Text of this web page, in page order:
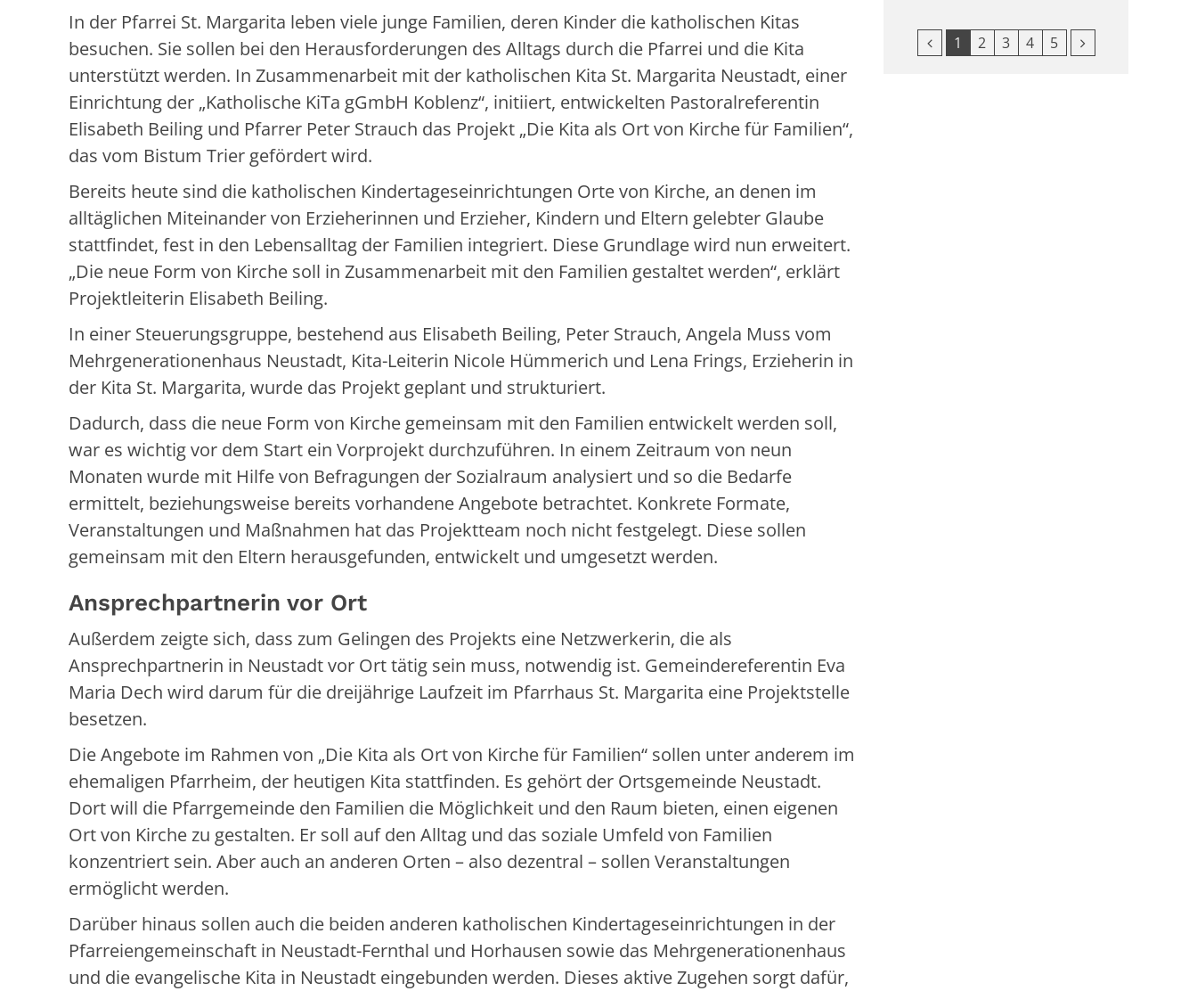
In der Pfarrei St. Margarita leben viele junge Familien, deren Kinder die katholischen Kitas
besuchen. Sie sollen bei den Herausforderungen des Alltags durch die Pfarrei und die Kita
unterstützt werden. In Zusammenarbeit mit der katholischen Kita St. Margarita Neustadt, einer
Einrichtung der „Katholische KiTa gGmbH Koblenz“, initiiert, entwickelten Pastoralreferentin
Elisabeth Beiling und Pfarrer Peter Strauch das Projekt „Die Kita als Ort von Kirche für Familien“,
das vom Bistum Trier gefördert wird.
Bereits heute sind die katholischen Kindertageseinrichtungen Orte von Kirche, an denen im
alltäglichen Miteinander von Erzieherinnen und Erzieher, Kindern und Eltern gelebter Glaube
stattfindet, fest in den Lebensalltag der Familien integriert. Diese Grundlage wird nun erweitert.
„Die neue Form von Kirche soll in Zusammenarbeit mit den Familien gestaltet werden“, erklärt
Projektleiterin Elisabeth Beiling.
In einer Steuerungsgruppe, bestehend aus Elisabeth Beiling, Peter Strauch, Angela Muss vom
Mehrgenerationenhaus Neustadt, Kita-Leiterin Nicole Hümmerich und Lena Frings, Erzieherin in
der Kita St. Margarita, wurde das Projekt geplant und strukturiert.
Dadurch, dass die neue Form von Kirche gemeinsam mit den Familien entwickelt werden soll,
war es wichtig vor dem Start ein Vorprojekt durchzuführen. In einem Zeitraum von neun
Monaten wurde mit Hilfe von Befragungen der Sozialraum analysiert und so die Bedarfe
ermittelt, beziehungsweise bereits vorhandene Angebote betrachtet. Konkrete Formate,
Veranstaltungen und Maßnahmen hat das Projektteam noch nicht festgelegt. Diese sollen
gemeinsam mit den Eltern herausgefunden, entwickelt und umgesetzt werden.
Ansprechpartnerin vor Ort
Außerdem zeigte sich, dass zum Gelingen des Projekts eine Netzwerkerin, die als
Ansprechpartnerin in Neustadt vor Ort tätig sein muss, notwendig ist. Gemeindereferentin Eva
Maria Dech wird darum für die dreijährige Laufzeit im Pfarrhaus St. Margarita eine Projektstelle
besetzen.
Die Angebote im Rahmen von „Die Kita als Ort von Kirche für Familien“ sollen unter anderem im
ehemaligen Pfarrheim, der heutigen Kita stattfinden. Es gehört der Ortsgemeinde Neustadt.
Dort will die Pfarrgemeinde den Familien die Möglichkeit und den Raum bieten, einen eigenen
Ort von Kirche zu gestalten. Er soll auf den Alltag und das soziale Umfeld von Familien
konzentriert sein. Aber auch an anderen Orten – also dezentral – sollen Veranstaltungen
ermöglicht werden.
Darüber hinaus sollen auch die beiden anderen katholischen Kindertageseinrichtungen in der
Pfarreiengemeinschaft in Neustadt-Fernthal und Horhausen sowie das Mehrgenerationenhaus
und die evangelische Kita in Neustadt eingebunden werden. Dieses aktive Zugehen sorgt dafür,
Vorherige Seite
1 2 3 4 5 Nächste Seite